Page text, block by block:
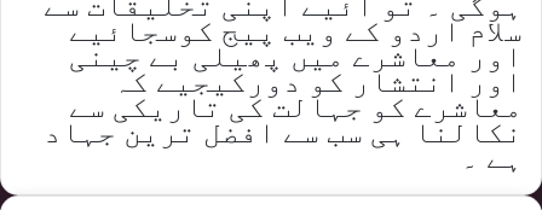
سلام اردو کے ویب پیج کوسجائیے
اور معاشرے میں پھیلی بے چینی
اور انتشار کو دورکیجیے کہ
معاشرے کو جہالت کی تاریکی سے
نکالنا ہی سب سے افضل ترین جہاد
ہے ۔